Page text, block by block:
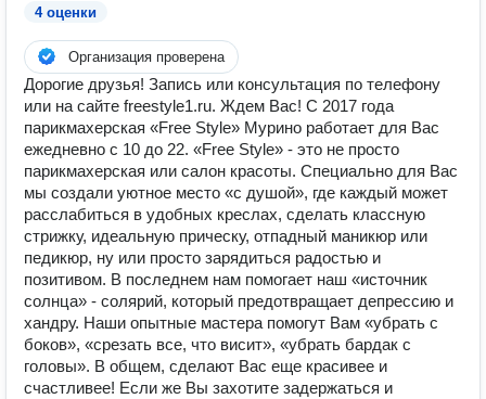
4 оценки
Организация проверена
Дорогие друзья! Запись или консультация по телефону
или на сайте freestyle1.ru. Ждем Вас! С 2017 года
парикмахерская «Free Style» Мурино работает для Вас
ежедневно с 10 до 22. «Free Style» - это не просто
парикмахерская или салон красоты. Специально для Вас
мы создали уютное место «с душой», где каждый может
расслабиться в удобных креслах, сделать классную
стрижку, идеальную прическу, отпадный маникюр или
педикюр, ну или просто зарядиться радостью и
позитивом. В последнем нам помогает наш «источник
солнца» - солярий, который предотвращает депрессию и
хандру. Наши опытные мастера помогут Вам «убрать с
боков», «срезать все, что висит», «убрать бардак с
головы». В общем, сделают Вас еще красивее и
счастливее! Если же Вы захотите задержаться и